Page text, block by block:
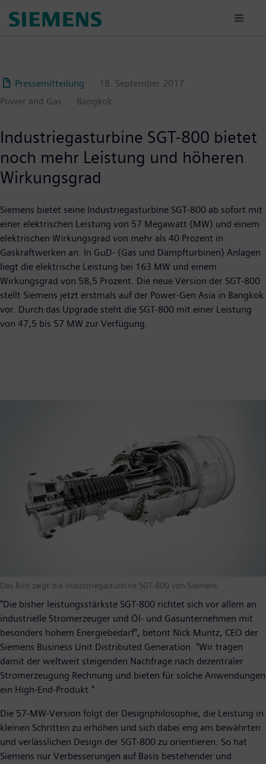
para
Pressemitteilung
18. September 2017
Power and Gas
Bangkok
Industriegasturbine SGT-800 bietet
noch mehr Leistung und höheren
Wirkungsgrad
Siemens bietet seine Industriegasturbine SGT-800 ab sofort mit
einer elektrischen Leistung von 57 Megawatt (MW) und einem
elektrischen Wirkungsgrad von mehr als 40 Prozent in
Gaskraftwerken an. In GuD- (Gas und Dampfturbinen) Anlagen
liegt die elektrische Leistung bei 163 MW und einem
Wirkungsgrad von 58,5 Prozent. Die neue Version der SGT-800
stellt Siemens jetzt erstmals auf der Power-Gen Asia in Bangkok
vor. Durch das Upgrade steht die SGT-800 mit einer Leistung
von 47,5 bis 57 MW zur Verfügung.
Das Bild zeigt die Industriegasturbine SGT-800 von Siemens.
"Die bisher leistungsstärkste SGT-800 richtet sich vor allem an
industrielle Stromerzeuger und Öl- und Gasunternehmen mit
besonders hohem Energiebedarf", betont Nick Muntz, CEO der
Siemens Business Unit Distributed Generation. "Wir tragen
damit der weltweit steigenden Nachfrage nach dezentraler
Stromerzeugung Rechnung und bieten für solche Anwendungen
ein High-End-Produkt."
Die 57-MW-Version folgt der Designphilosophie, die Leistung in
kleinen Schritten zu erhöhen und sich dabei eng am bewährten
und verlässlichen Design der SGT-800 zu orientieren. So hat
Siemens nur Verbesserungen auf Basis bestehender und